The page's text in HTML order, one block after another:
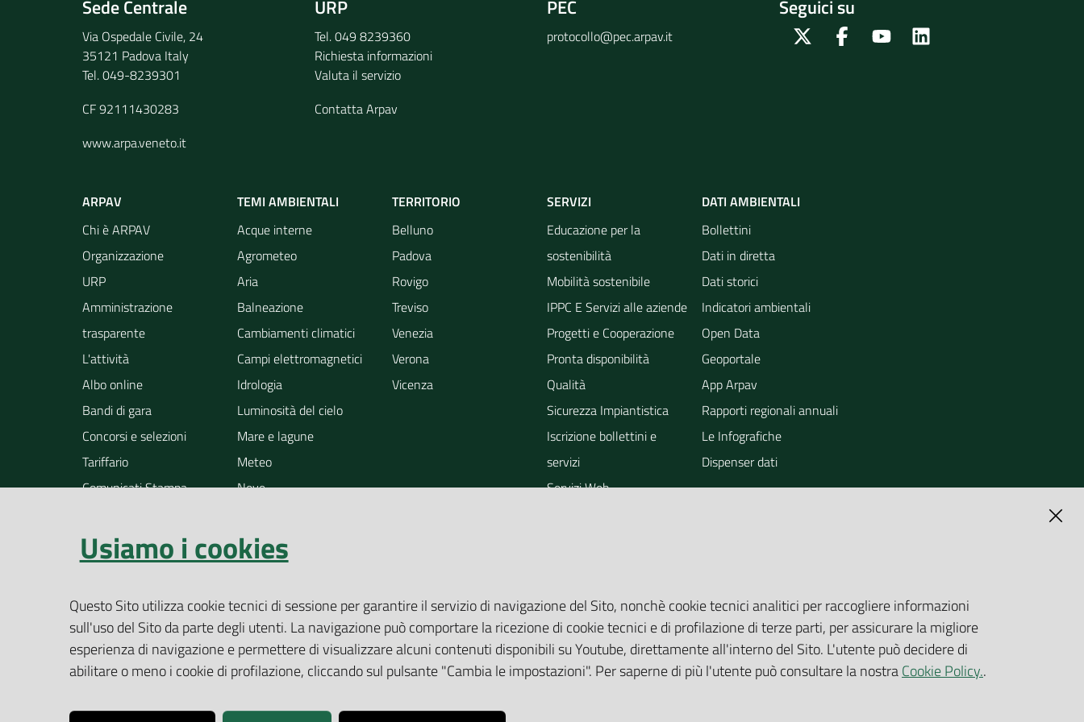
Sede Centrale
Via Ospedale Civile, 24
35121 Padova Italy
Tel. 049-8239301
CF 92111430283
www.arpa.veneto.it
URP
Tel. 049 8239360
Richiesta informazioni
Valuta il servizio
Contatta Arpav
PEC
protocollo@pec.arpav.it
Seguici su
Twitter FacebookYoutube
ARPAV
Chi è ARPAV
Organizzazione
URP
Amministrazione
trasparente
L'attività
Albo online
Bandi di gara
Concorsi e selezioni
Tariffario
Comunicati Stampa
TEMI AMBIENTALI
Acque interne
Agrometeo
Aria
Balneazione
Cambiamenti climatici
Campi elettromagnetici
Idrologia
Luminosità del cielo
Mare e lagune
Meteo
Neve
Pollini
Radioattività
Rumore
Siti contaminati
Suolo
TERRITORIO
Belluno
Padova
Rovigo
Treviso
Venezia
Verona
Vicenza
SERVIZI
Educazione per la
sostenibilità
Mobilità sostenibile
IPPC E Servizi alle aziende
Progetti e Cooperazione
Pronta disponibilità
Qualità
Sicurezza Impiantistica
Iscrizione bollettini e
servizi
Servizi Web
DATI AMBIENTALI
Bollettini
Dati in diretta
Dati storici
Indicatori ambientali
Open Data
Geoportale
App Arpav
Rapporti regionali annuali
Le Infografiche
Dispenser dati
Usiamo i cookies
Questo Sito utilizza cookie tecnici di sessione per garantire il servizio di navigazione del Sito, nonchè cookie tecnici analitici per raccogliere informazioni
sull'uso del Sito da parte degli utenti. La navigazione può comportare la ricezione di cookie tecnici e di profilazione di terze parti, per assicurare la migliore
esperienza di navigazione e permettere di visualizzare alcuni contenuti disponibili su Youtube, direttamente all'interno del Sito. L'utente può decidere di
abilitare o meno i cookie di profilazione, cliccando sul pulsante "Cambia le impostazioni". Per saperne di più l'utente può consultare la nostraCookie Policy..